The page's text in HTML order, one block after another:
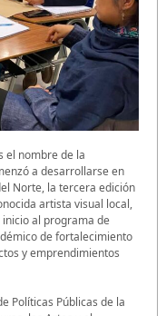
el nombre de la
a desarrollarse en
Norte, la tercera edición
artista visual local,
al programa de
de fortalecimiento
y emprendimientos
Políticas Públicas de la